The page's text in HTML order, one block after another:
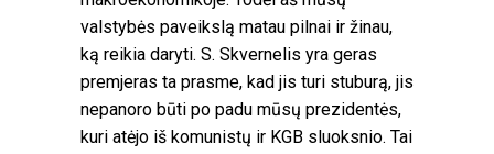
valstybės paveikslą matau pilnai ir žinau,
ką reikia daryti. S. Skvernelis yra geras
premjeras ta prasme, kad jis turi stuburą, jis
nepanoro būti po padu mūsų prezidentės,
kuri atėjo iš komunistų ir KGB sluoksnio. Tai